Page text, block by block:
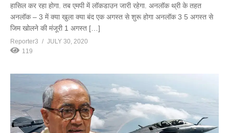
हासिल कर रहा होगा. तब एमपी में लॉकडाउन जारी रहेगा. अनलॉक थ्री के तहत
अनलॉक – 3 में क्या खुला क्या बंद एक अगस्त से शुरू होगा अनलॉक 3 5 अगस्त से
जिम खोलने की मंजूरी 1 अगस्त […]
Reporter3
JULY 30, 2020
119